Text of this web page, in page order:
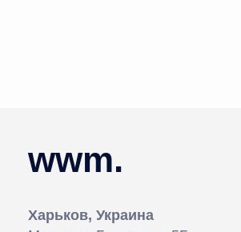
wwm.
Харьков, Украина